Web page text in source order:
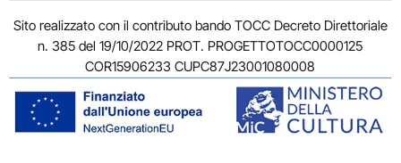
Sito realizzato con il contributo bando TOCC Decreto Direttoriale
n. 385 del 19/10/2022 PROT. PROGETTOTOCC0000125
COR15906233 CUPC87J23001080008